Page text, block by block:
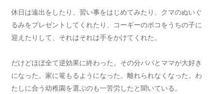
休日は遠出をしたり、習い事をはじめてみたり、クマのぬいぐ
るみをプレゼントしてくれたり、コーギーのポコをうちの子に
迎えたりして、それはそれは手をかけてくれた。
だけどほぼ全て逆効果に終わった。その分パパとママが大好き
になった。家に篭もるようになった。離れられなくなった。わ
たしに合う幼稚園を選ぶのも一苦労したと聞いている。